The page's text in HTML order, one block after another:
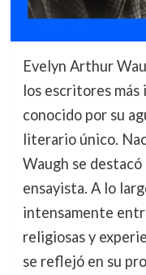
Evelyn Arthur
los escritores
conocido por su
literario único.
Waugh se
ensayista. A lo
intensamente
religiosas y
se reflejó en su